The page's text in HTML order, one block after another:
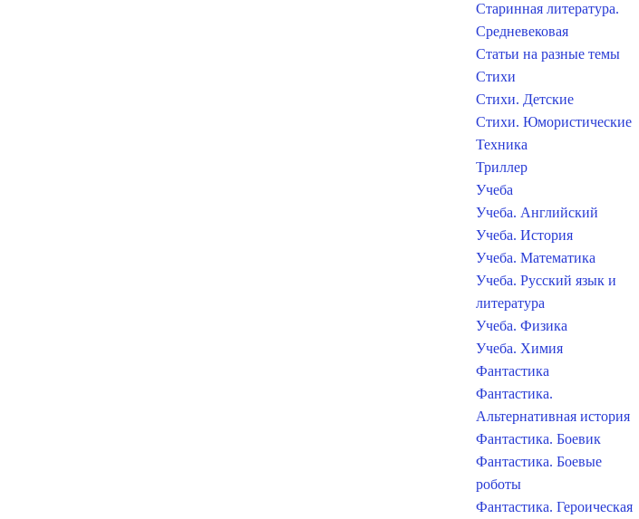
Старинная литература.
Средневековая
Статьи на разные темы
Стихи
Стихи. Детские
Стихи. Юмористические
Техника
Триллер
Учеба
Учеба. Английский
Учеба. История
Учеба. Математика
Учеба. Русский язык и
литература
Учеба. Физика
Учеба. Химия
Фантастика
Фантастика.
Альтернативная история
Фантастика. Боевик
Фантастика. Боевые
роботы
Фантастика. Героическая